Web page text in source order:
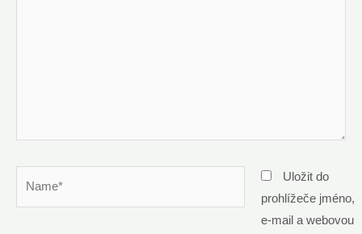
Uložit do
prohlížeče jméno,
e-mail a webovou